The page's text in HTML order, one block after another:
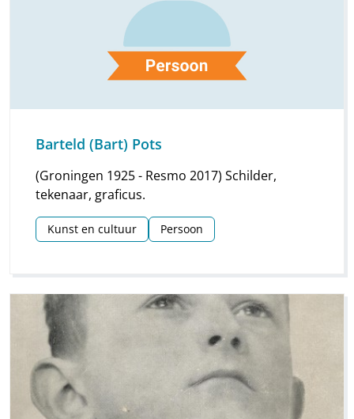
Barteld (Bart) Pots
(Groningen 1925 - Resmo 2017) Schilder,
tekenaar, graficus.
Kunst en cultuur Persoon